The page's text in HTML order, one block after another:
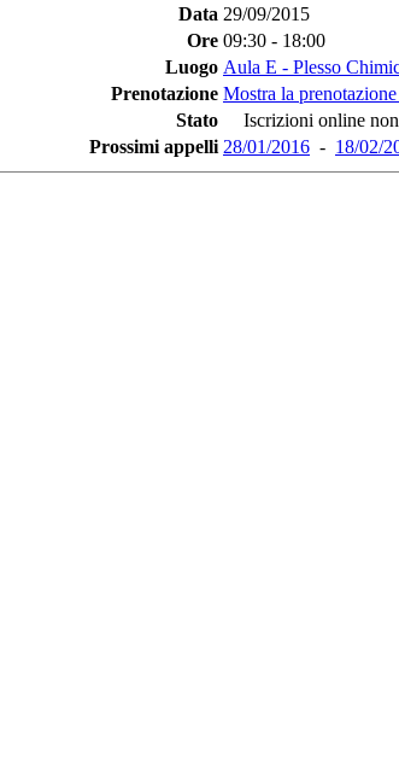
Data 29/09/2015
Ore 09:30 - 18:00
Luogo Aula E - Plesso
Prenotazione Mostra la
Stato
Iscrizioni online
Prossimi appelli 28/01/2016 - 18/02/